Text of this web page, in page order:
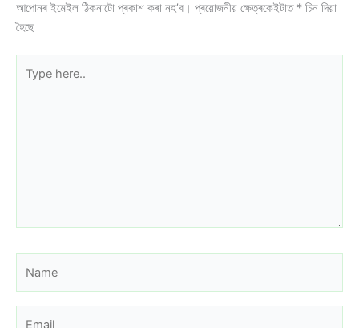
আপোনৰ ইমেইল ঠিকনাটো প্ৰকাশ কৰা নহ’ব। প্ৰয়োজনীয় ক্ষেত্ৰকেইটাত * চিন দিয়া
হৈছে
here..